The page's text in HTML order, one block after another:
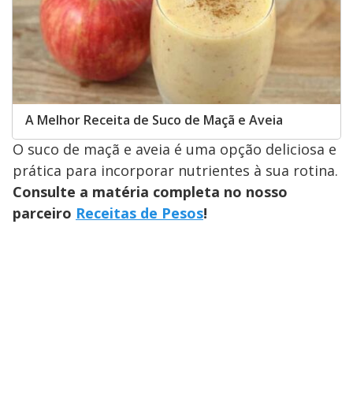
A Melhor Receita de Suco de Maçã e Aveia
O suco de maçã e aveia é uma opção deliciosa e
prática para incorporar nutrientes à sua rotina.
Consulte a matéria completa no nosso
parceiro Receitas de Pesos!